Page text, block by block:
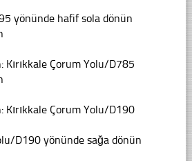
yönünde hafif sola dönün
Çorum Yolu/D785
Kırıkkale Çorum Yolu/D190
D190 yönünde sağa dönün